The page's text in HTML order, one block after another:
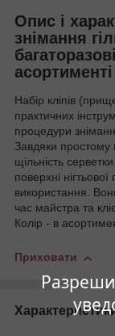
Опис і
знімання
асортименті
Набір кліпів
практичних
процедури
Завдяки
щільність
поверхні
використання.
час майстра та
Колір - в
Приховати